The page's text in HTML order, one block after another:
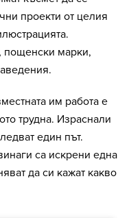
проекти от целия
пощенски марки,
им работа е
трудна. Израснали
един път.
са искрени една
да си кажат какво